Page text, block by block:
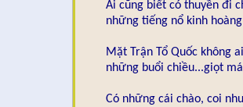
Ai cũng biết có thuyền đi
những tiếng nổ kinh
Mặt Trận Tổ Quốc không
những buổi chiều...giọt
Có những cái chào, coi